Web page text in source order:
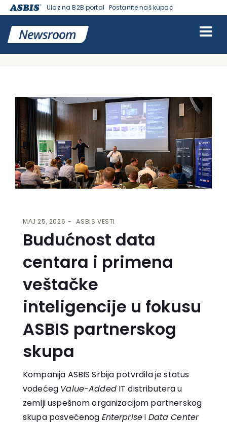
Ulaz na B2B portal Postanite naš kupac
I PRIMENA VEŠTAČKE INTELIGENCIJE U FOKUSU ASBIS
PARTNERSKOG SKUPA
МАЈ 25, 2026 ASBIS VESTI
Budućnost data
centara i primena
veštačke
inteligencije u fokusu
ASBIS partnerskog
skupa
Kompanija ASBIS Srbija potvrdila je status
vodećeg Value-AddedIT distributera u
zemlji uspešnom organizacijom partnerskog
skupa posvećenog Enterprisei Data Center